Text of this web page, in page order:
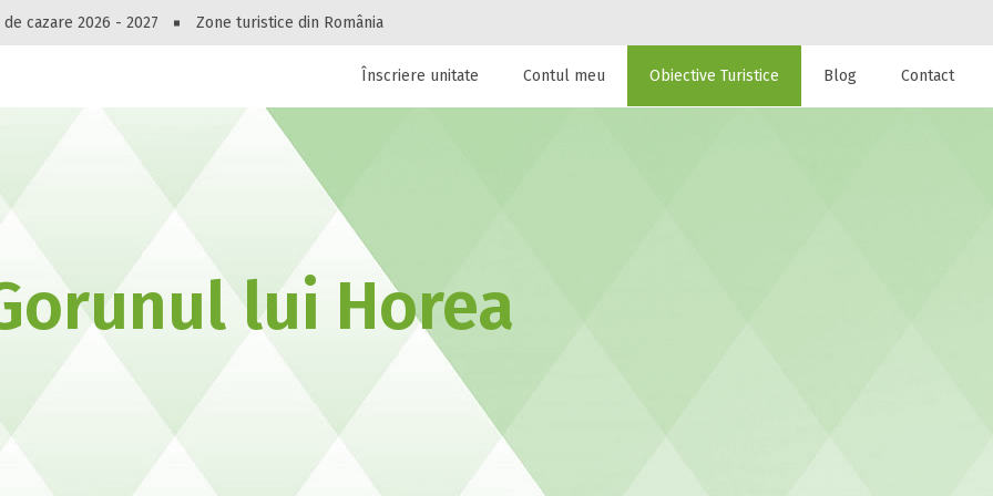
cazare 2026 - 2027 Zone turistice din România
Peste 10549 oferte de cazare!
pensiuni, vile, apartamente sau alte unitați de cazare la
cel mai bun preț.
Înscriere unitate Contul meu Obiective Turistice Blog Contact
lui Horea